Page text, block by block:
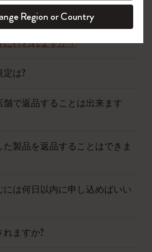
いません。何故ですか？
に行われますか？
は?
で返品することは出来ます
製品を返品することはできま
には何日以内に申し込めばいい
ますか?
今すぐ会員登録 !
Region or Country